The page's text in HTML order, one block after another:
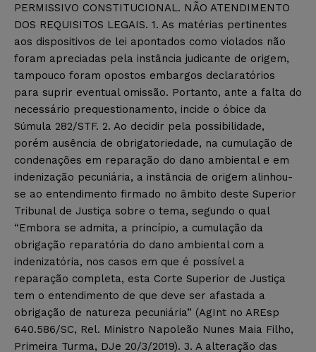
PERMISSIVO CONSTITUCIONAL. NÃO ATENDIMENTO
DOS REQUISITOS LEGAIS. 1. As matérias pertinentes
aos dispositivos de lei apontados como violados não
foram apreciadas pela instância judicante de origem,
tampouco foram opostos embargos declaratórios
para suprir eventual omissão. Portanto, ante a falta do
necessário prequestionamento, incide o óbice da
Súmula 282/STF. 2. Ao decidir pela possibilidade,
porém ausência de obrigatoriedade, na cumulação de
condenações em reparação do dano ambiental e em
indenização pecuniária, a instância de origem alinhou-
se ao entendimento firmado no âmbito deste Superior
Tribunal de Justiça sobre o tema, segundo o qual
“Embora se admita, a princípio, a cumulação da
obrigação reparatória do dano ambiental com a
indenizatória, nos casos em que é possível a
reparação completa, esta Corte Superior de Justiça
tem o entendimento de que deve ser afastada a
obrigação de natureza pecuniária” (AgInt no AREsp
640.586/SC, Rel. Ministro Napoleão Nunes Maia Filho,
Primeira Turma, DJe 20/3/2019). 3. A alteração das